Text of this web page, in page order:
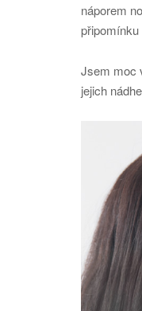
náporem
připomínku
Jsem moc
jejich